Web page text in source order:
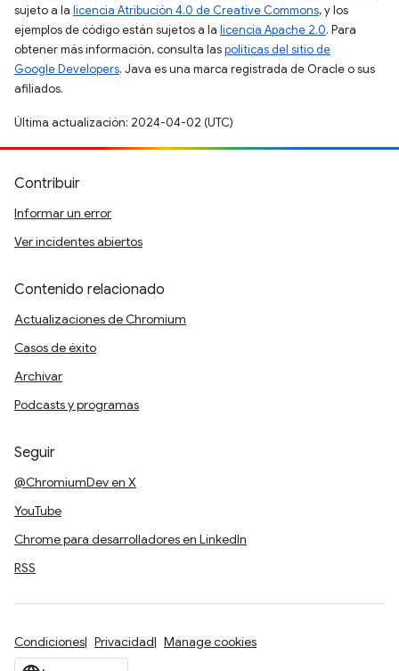
sujeto a la licencia Atribución 4.0 de Creative Commons, y los
ejemplos de código están sujetos a la licencia Apache 2.0. Para
obtener más información, consulta laspolíticas del sitio de
Google Developers. Java es una marca registrada de Oracle o sus
afiliados.
Última actualización: 2024-04-02 (UTC)
Contribuir
Informar un error
Ver incidentes abiertos
Contenido relacionado
Actualizaciones de Chromium
Casos de éxito
Archivar
Podcasts y programas
Seguir
@ChromiumDev en X
YouTube
Chrome para desarrolladores en LinkedIn
RSS
Condiciones Privacidad Manage cookies